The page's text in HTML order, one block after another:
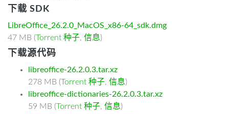
下载 SDK
LibreOffice_26.2.0_MacOS_x86-64_sdk.dmg
47 MB (Torrent 种子, 信息)
下载源代码
libreoffice-26.2.0.3.tar.xz
278 MB (Torrent 种子, 信息)
libreoffice-dictionaries-26.2.0.3.tar.xz
59 MB (Torrent 种子, 信息)